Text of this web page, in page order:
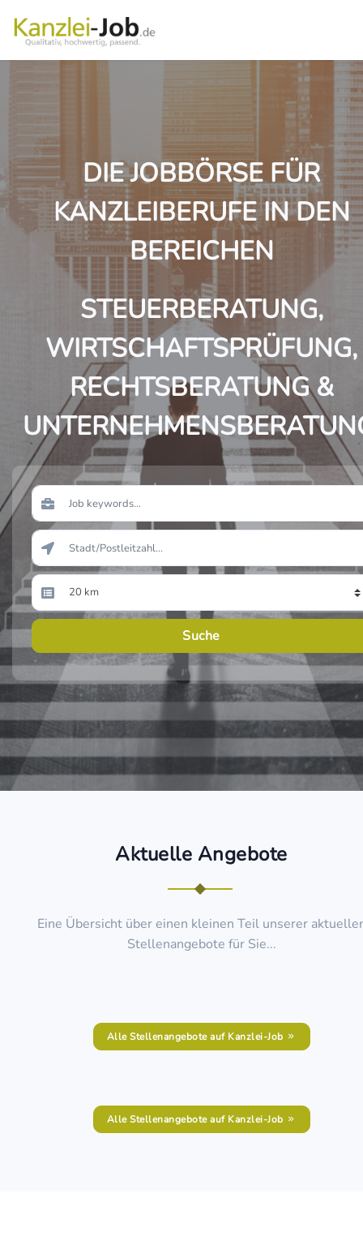
DIE JOBBÖRSE FÜR
KANZLEIBERUFE IN DEN
BEREICHEN
STEUERBERATUNG,
WIRTSCHAFTSPRÜFUNG,
RECHTSBERATUNG &
Aktuelle Angebote
Eine Übersicht über einen kleinen Teil unserer
Stellenangebote für Sie...
Alle Stellenangebote auf Kanzlei-Job
Alle Stellenangebote auf Kanzlei-Job